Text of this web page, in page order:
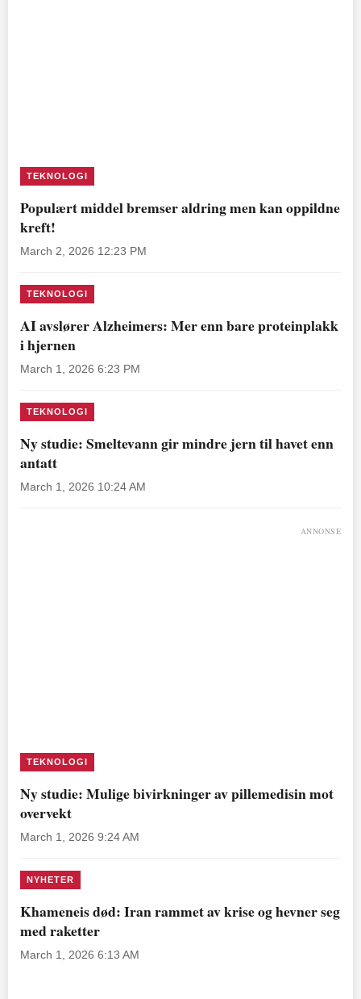
TEKNOLOGI
Populært middel bremser aldring men kan oppildne
kreft!
March 2, 2026 12:23 PM
TEKNOLOGI
AI avslører Alzheimers: Mer enn bare proteinplakk
i hjernen
March 1, 2026 6:23 PM
TEKNOLOGI
Ny studie: Smeltevann gir mindre jern til havet enn
antatt
March 1, 2026 10:24 AM
ANNONSE
TEKNOLOGI
Ny studie: Mulige bivirkninger av pillemedisin mot
overvekt
March 1, 2026 9:24 AM
NYHETER
Khameneis død: Iran rammet av krise og hevner seg
med raketter
March 1, 2026 6:13 AM